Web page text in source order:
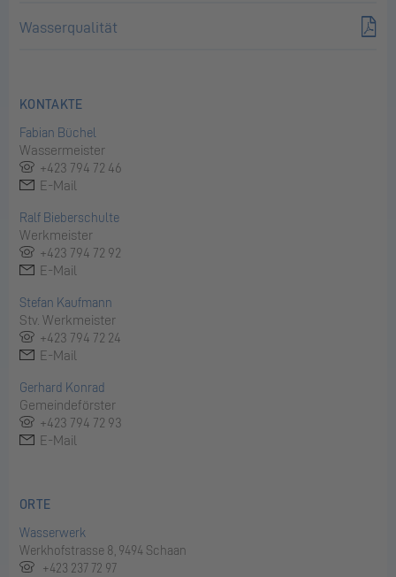
Wasserqualität
KONTAKTE
Fabian Büchel
Wassermeister
+423 794 72 46
E-Mail
Ralf Bieberschulte
Werkmeister
+423 794 72 92
E-Mail
Stefan Kaufmann
Stv. Werkmeister
+423 794 72 24
E-Mail
Gerhard Konrad
Gemeindeförster
+423 794 72 93
E-Mail
ORTE
Wasserwerk
Werkhofstrasse 8, 9494 Schaan
+423 237 72 97